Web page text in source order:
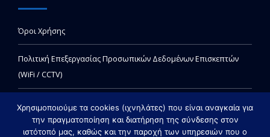
Όροι Χρήσης
Πολιτική Επεξεργασίας Προσωπικών Δεδομένων Επισκεπτών
(WiFi / CCTV)
Χρησιμοποιούμε τα cookies (ιχνηλάτες) που είναι αναγκαία για
την πραγματοποίηση και διατήρηση της σύνδεσης στον
ιστότοπό μας, καθώς και την παροχή των υπηρεσιών που ο